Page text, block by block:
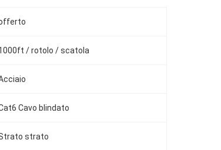
/ rotolo / scatola
Cavo blindato
strato